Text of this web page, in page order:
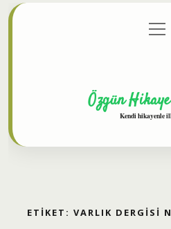
Gizlilik aç
Özgün
Kendi hikayenle
ETIKET: VARLIK DERGISI